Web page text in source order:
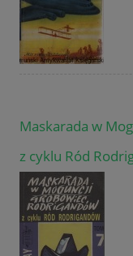
Maskarada w
z cyklu Ród